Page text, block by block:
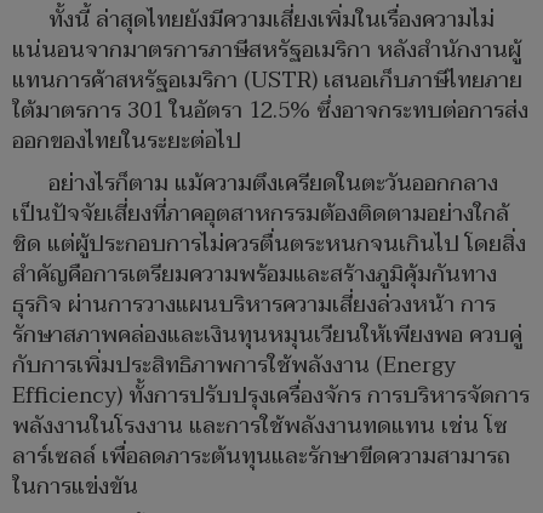
ทั้งนี้ ล่าสุดไทยยังมีความเสี่ยงเพิ่มในเรื่องความไม่
แน่นอนจากมาตรการภาษีสหรัฐอเมริกา หลังสำนักงานผู้
แทนการค้าสหรัฐอเมริกา (USTR) เสนอเก็บภาษีไทยภาย
ใต้มาตรการ 301 ในอัตรา 12.5% ซึ่งอาจกระทบต่อการส่ง
ออกของไทยในระยะต่อไป
อย่างไรก็ตาม แม้ความตึงเครียดในตะวันออกกลาง
เป็นปัจจัยเสี่ยงที่ภาคอุตสาหกรรมต้องติดตามอย่างใกล้
ชิด แต่ผู้ประกอบการไม่ควรตื่นตระหนกจนเกินไป โดยสิ่ง
สำคัญคือการเตรียมความพร้อมและสร้างภูมิคุ้มกันทาง
ธุรกิจ ผ่านการวางแผนบริหารความเสี่ยงล่วงหน้า การ
รักษาสภาพคล่องและเงินทุนหมุนเวียนให้เพียงพอ ควบคู่
กับการเพิ่มประสิทธิภาพการใช้พลังงาน (Energy
Efficiency) ทั้งการปรับปรุงเครื่องจักร การบริหารจัดการ
พลังงานในโรงงาน และการใช้พลังงานทดแทน เช่น โซ
ลาร์เซลล์ เพื่อลดภาระต้นทุนและรักษาขีดความสามารถ
ในการแข่งขัน